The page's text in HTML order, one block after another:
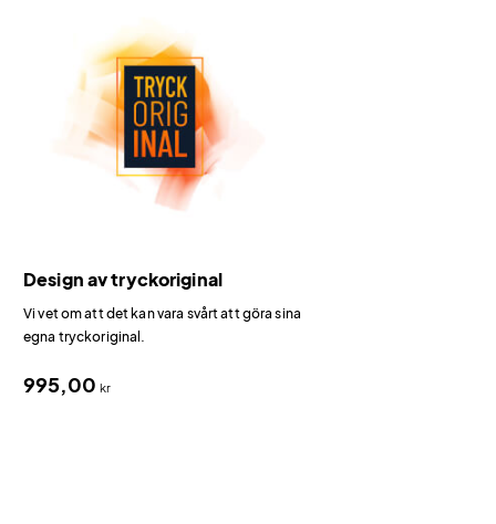
Design av tryckoriginal
Vi vet om att det kan vara svårt att göra sina
egna tryckoriginal.
995,00 kr